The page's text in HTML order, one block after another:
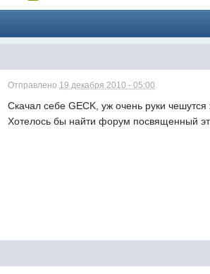
Отправлено 19 декабря 2010 - 05:00
Скачал себе GECK, уж очень руки
Хотелось бы найти форум посвященный